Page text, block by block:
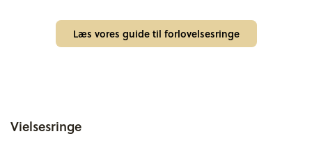
Læs vores guide til forlovelsesringe
Vielsesringe